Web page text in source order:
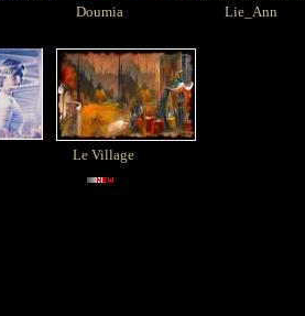
Doumia Lie_Ann
Le Village